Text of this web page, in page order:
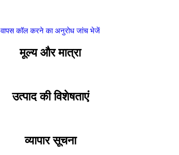
वापस कॉल करने का अनुरोध जांच भेजें
मूल्य और मात्रा
उत्पाद की विशेषताएं
व्यापार सूचना